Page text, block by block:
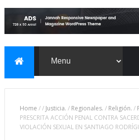
Home // Justicia. / Regionales. / Religión. /
PRESCRITA ACCIÓN PENAL CONTRA
VIOLACIÓN SEXUAL EN SANTIAGO